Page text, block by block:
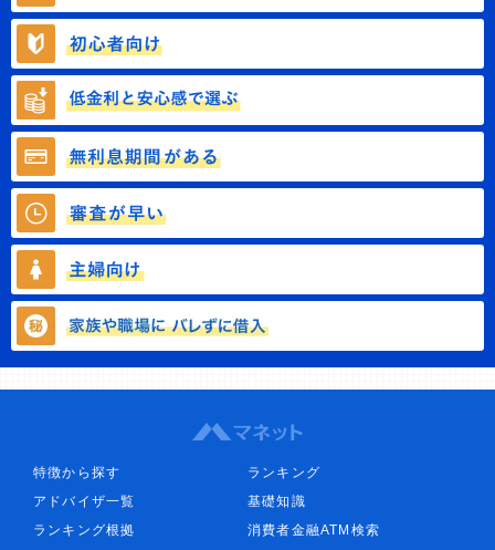
特徴から探す
ランキング
アドバイザ一覧
基礎知識
ランキング根拠
消費者金融ATM検索